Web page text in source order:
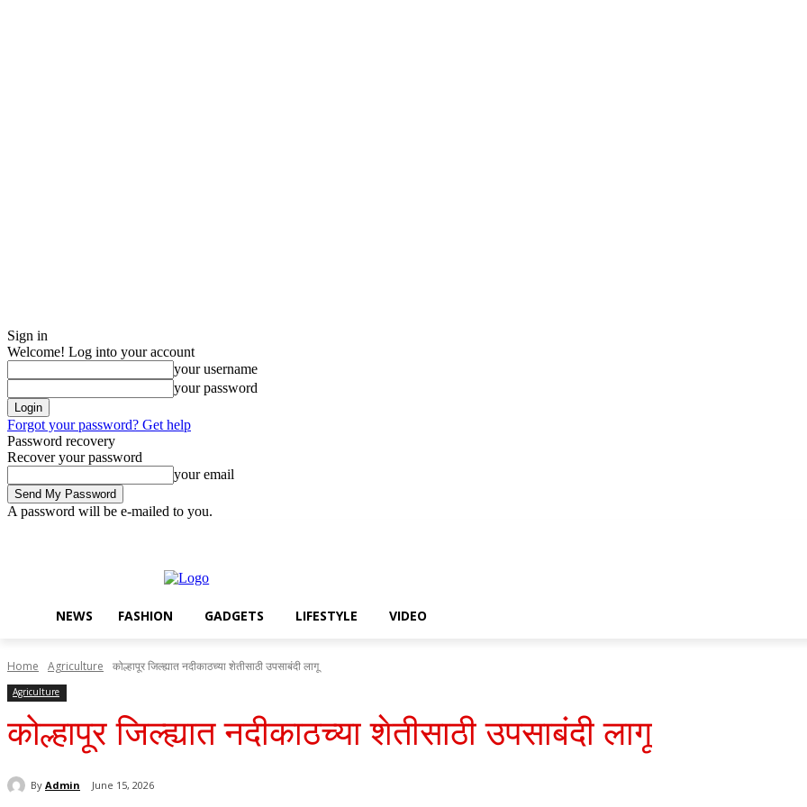
Sign in
Welcome! Log into your account
your username
your password
Forgot your password? Get help
Password recovery
Recover your password
your email
A password will be e-mailed to you.
NEWS FASHION GADGETS LIFESTYLE VIDEO
Home Agriculture कोल्हापूर जिल्ह्यात नदीकाठच्या शेतीसाठी उपसाबंदी लागू
Agriculture
कोल्हापूर जिल्ह्यात नदीकाठच्या शेतीसाठी उपसाबंदी लागू
By Admin June 15, 2026